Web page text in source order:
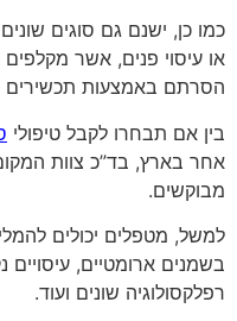
כמו כן, ישנם גם סוגים שונים
או עיסוי פנים, אשר
הסרתם באמצעות תכשירים
בין אם תבחרו לקבל טיפולי
אחר בארץ, בד”כ צוות
מבוקשים.
למשל, מטפלים יכולים
בשמנים ארומטיים, עיסויים
רפלקסולוגיה שונים ועוד.